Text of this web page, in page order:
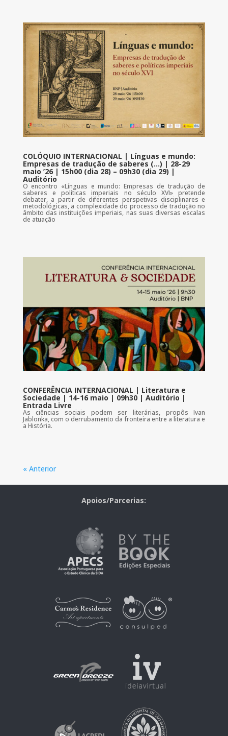
COLÓQUIO INTERNACIONAL | Línguas e mundo:
Empresas de tradução de saberes (…) | 28-29
maio ’26 | 15h00 (dia 28) – 09h30 (dia 29) |
Auditório
O encontro «Línguas e mundo: Empresas de tradução de
saberes e políticas imperiais no século XVI» pretende
debater, a partir de diferentes perspetivas disciplinares e
metodológicas, a complexidade do processo de tradução no
âmbito das instituições imperiais, nas suas diversas escalas
de atuação
CONFERÊNCIA INTERNACIONAL | Literatura e
Sociedade | 14-16 maio | 09h30 | Auditório |
Entrada Livre
As ciências sociais podem ser literárias, propôs Ivan
Jablonka, com o derrubamento da fronteira entre a literatura e
a História.
« Anterior
Apoios/Parcerias: